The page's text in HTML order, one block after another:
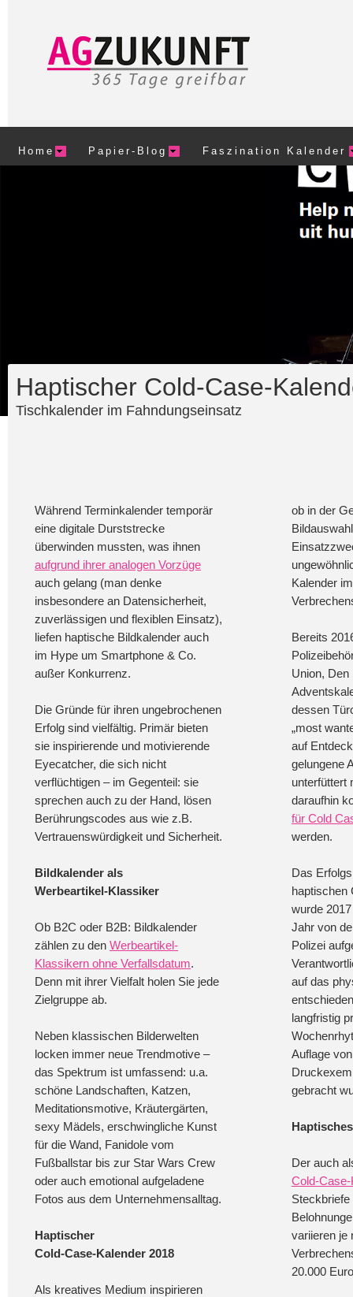
Home Papier-Blog Faszination Kalender
Haptischer Cold-Case-
Tischkalender im Fahndungseinsatz
Während Terminkalender temporär
eine digitale Durststrecke
überwinden mussten, was ihnen
aufgrund ihrer analogen Vorzüge
auch gelang (man denke
insbesondere an Datensicherheit,
zuverlässigen und flexiblen Einsatz),
liefen haptische Bildkalender auch
im Hype um Smartphone & Co.
außer Konkurrenz.
Die Gründe für ihren ungebrochenen
Erfolg sind vielfältig. Primär bieten
sie inspirierende und motivierende
Eyecatcher, die sich nicht
verflüchtigen – im Gegenteil: sie
sprechen auch zu der Hand, lösen
Berührungscodes aus wie z.B.
Vertrauenswürdigkeit und Sicherheit.
Bildkalender als
Werbeartikel-Klassiker
Ob B2C oder B2B: Bildkalender
zählen zu den Werbeartikel-
Klassikern ohne Verfallsdatum.
Denn mit ihrer Vielfalt holen Sie jede
Zielgruppe ab.
Neben klassischen Bilderwelten
locken immer neue Trendmotive –
das Spektrum ist umfassend: u.a.
schöne Landschaften, Katzen,
Meditationsmotive, Kräutergärten,
sexy Mädels, erschwingliche Kunst
für die Wand, Fanidole vom
Fußballstar bis zur Star Wars Crew
oder auch emotional aufgeladene
Fotos aus dem Unternehmensalltag.
Haptischer
Cold-Case-Kalender 2018
Als kreatives Medium inspirieren
ob in der
Kalender
Bereits
Union,
dessen
„most
auf
gelungene
unterfüttert
daraufhin
für Cold
werden.
Das
haptischen
wurde
Jahr von
Polizei
auf das
langfristig
Auflage
gebracht
Der auch
Cold-
Steckbriefe
variieren je
20.000